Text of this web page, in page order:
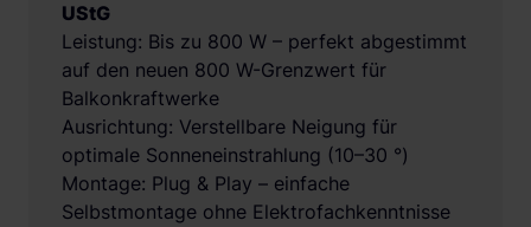
UStG
Leistung: Bis zu 800 W – perfekt abgestimmt
auf den neuen 800 W-Grenzwert für
Balkonkraftwerke
Ausrichtung: Verstellbare Neigung für
optimale Sonneneinstrahlung (10–30 °)
Montage: Plug & Play – einfache
Selbstmontage ohne Elektrofachkenntnisse